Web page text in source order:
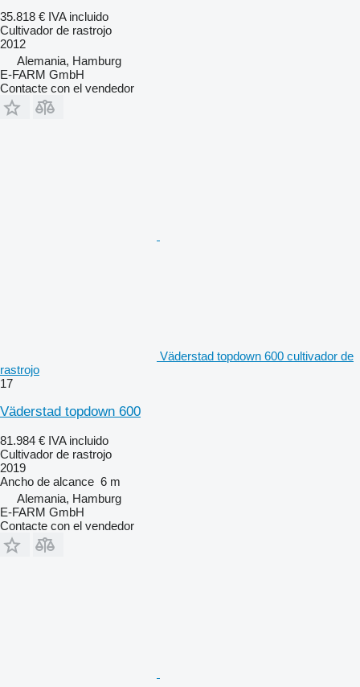
35.818 € IVA incluido
Cultivador de rastrojo
2012
Alemania, Hamburg
E-FARM GmbH
Contacte con el vendedor
Väderstad topdown 600 cultivador de
rastrojo
17
Väderstad topdown 600
81.984 € IVA incluido
Cultivador de rastrojo
2019
Ancho de alcance 6 m
Alemania, Hamburg
E-FARM GmbH
Contacte con el vendedor